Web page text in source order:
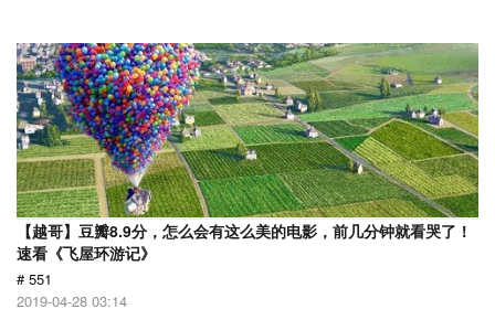
【越哥】豆瓣8.9分，怎么会有这么美的电影，前几分钟就看哭了！
速看《飞屋环游记》
# 551
2019-04-28 03:14